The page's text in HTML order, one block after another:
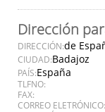
Dirección
DIRECCIÓN:de
CIUDAD:Badajoz
PAÍS:España
TLFNO:
FAX:
CORREO ELETRÓNICO: